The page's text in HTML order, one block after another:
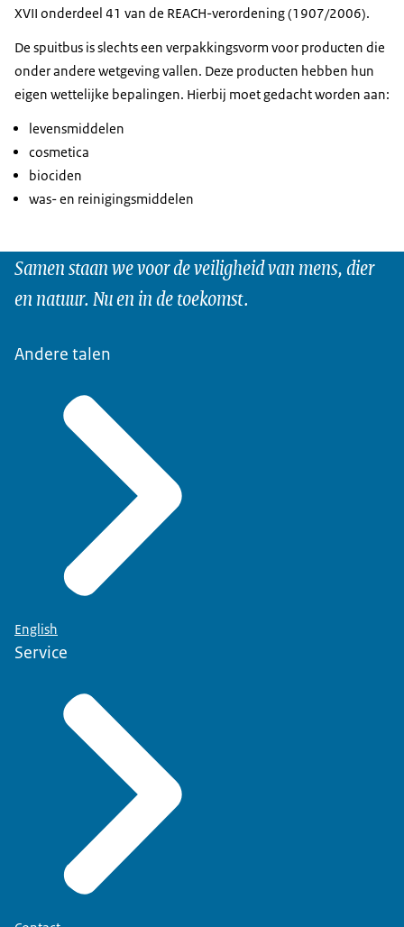
XVII onderdeel 41 van de REACH-verordening (1907/2006).
De spuitbus is slechts een verpakkingsvorm voor producten die
onder andere wetgeving vallen. Deze producten hebben hun
eigen wettelijke bepalingen. Hierbij moet gedacht worden aan:
levensmiddelen
cosmetica
biociden
was- en reinigingsmiddelen
Samen staan we voor de veiligheid van mens, dier
en natuur. Nu en in de toekomst.
Andere talen
English
Service